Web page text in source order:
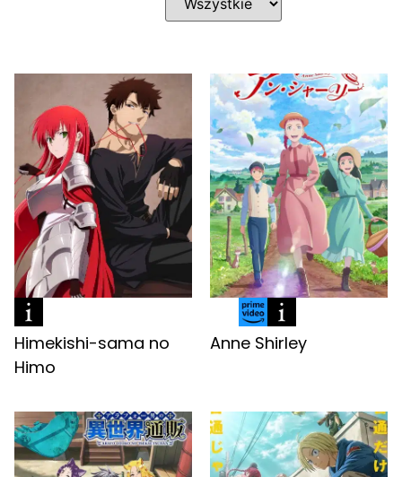
Himekishi-sama no
Himo
Anne Shirley